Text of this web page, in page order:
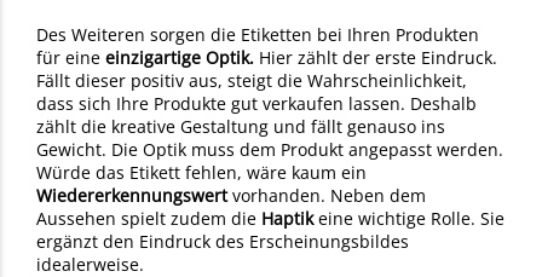
Des Weiteren sorgen die Etiketten bei Ihren Produkten
für eine einzigartige Optik. Hier zählt der erste Eindruck.
Fällt dieser positiv aus, steigt die Wahrscheinlichkeit,
dass sich Ihre Produkte gut verkaufen lassen. Deshalb
zählt die kreative Gestaltung und fällt genauso ins
Gewicht. Die Optik muss dem Produkt angepasst werden.
Würde das Etikett fehlen, wäre kaum ein
Wiedererkennungswertvorhanden. Neben dem
Aussehen spielt zudem die Haptikeine wichtige Rolle. Sie
ergänzt den Eindruck des Erscheinungsbildes
idealerweise.